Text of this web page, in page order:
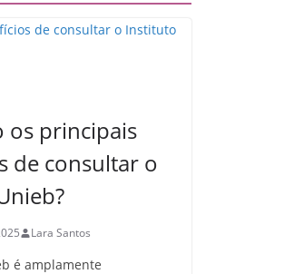
os principais
de consultar o
Lara Santos
é amplamente